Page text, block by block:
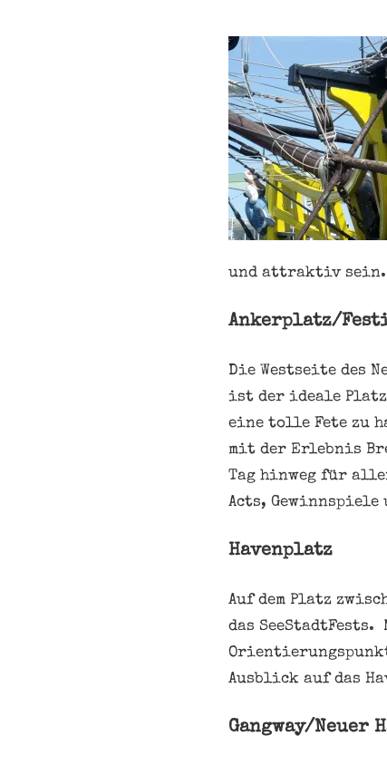
und attraktiv sein.
Ankerplatz/
Die Westseite des
ist der ideale Platz
eine tolle Fete zu
mit der Erlebnis
Tag hinweg für
Acts, Gewinnspiele
Havenplatz
Auf dem Platz
das
Ausblick auf das
Gangway/Neuer